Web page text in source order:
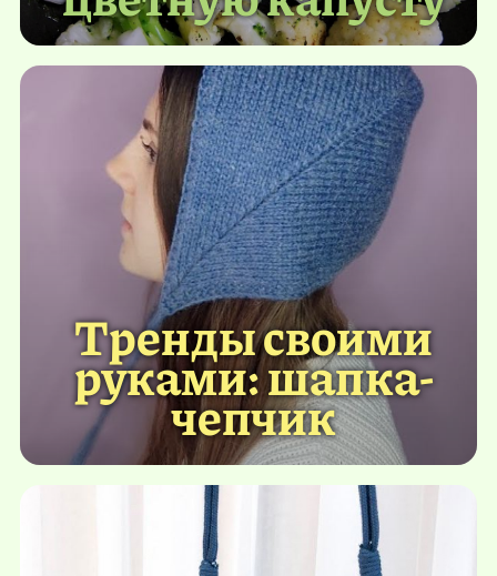
Тренды своими
руками: шапка-
чепчик